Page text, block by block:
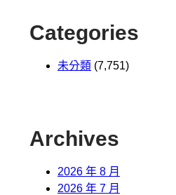
Categories
未分類 (7,751)
Archives
2026 年 8 月
2026 年 7 月